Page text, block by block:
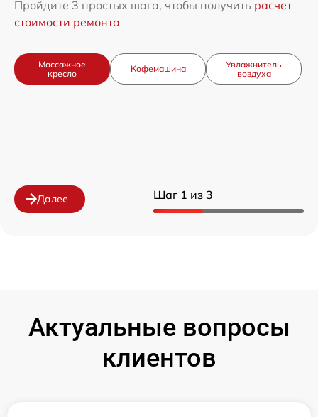
Шаг 1 из 3
Пройдите 3 простых шага, чтобы получить расчет
стоимости ремонта
Массажное
кресло
Кофемашина
Увлажнитель
воздуха
Далее
Актуальные вопросы
клиентов